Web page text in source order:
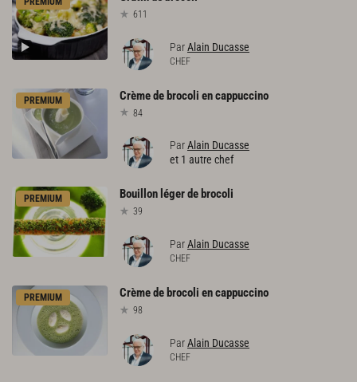
611
ParAlain Ducasse
CHEF
PREMIUM Crèmede brocoli encappuccino
84
ParAlain Ducasse
et 1 autre chef
PREMIUM Bouillon légerde brocoli
39
ParAlain Ducasse
CHEF
PREMIUM Crèmede brocoli encappuccino
98
ParAlain Ducasse
CHEF